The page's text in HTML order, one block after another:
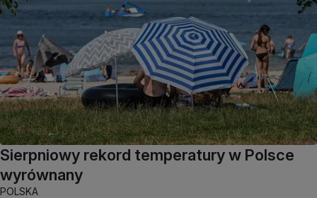
Sierpniowy rekord temperatury w Polsce
wyrównany
POLSKA